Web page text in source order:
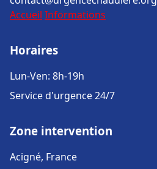
Accueil Informations
Horaires
Lun-Ven: 8h-19h
Service d'urgence 24/7
Zone intervention
Acigné, France